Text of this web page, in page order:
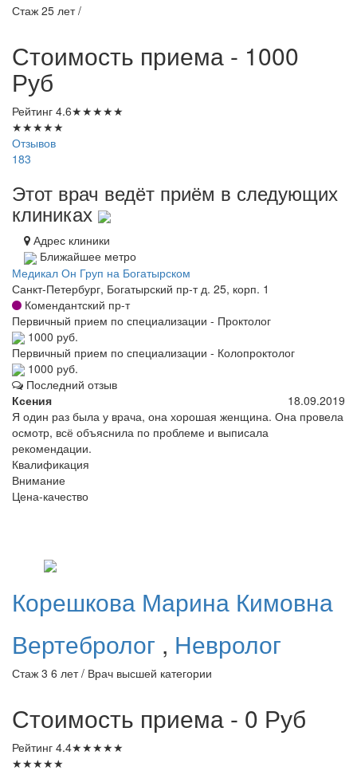
Стаж 25 лет /
Стоимость приема - 1000
Руб
Рейтинг 4.6★★★★★
★★★★★
Отзывов
183
Этот врач ведёт приём в следующих
клиниках
Адрес клиники
Ближайшее метро
Медикал Он Груп на Богатырском
Санкт-Петербург, Богатырский пр-т д. 25, корп. 1
Комендантский пр-т
Первичный прием по специализации - Проктолог
1000 руб.
Первичный прием по специализации - Колопроктолог
1000 руб.
Последний отзыв
Ксения
18.09.2019
Я один раз была у врача, она хорошая женщина. Она провела
осмотр, всё объяснила по проблеме и выписала
рекомендации.
Квалификация
Внимание
Цена-качество
Корешкова Марина Кимовна
Вертебролог , Невролог
Стаж 3 6 лет / Врач высшей категории
Стоимость приема - 0 Руб
Рейтинг 4.4★★★★★
★★★★★